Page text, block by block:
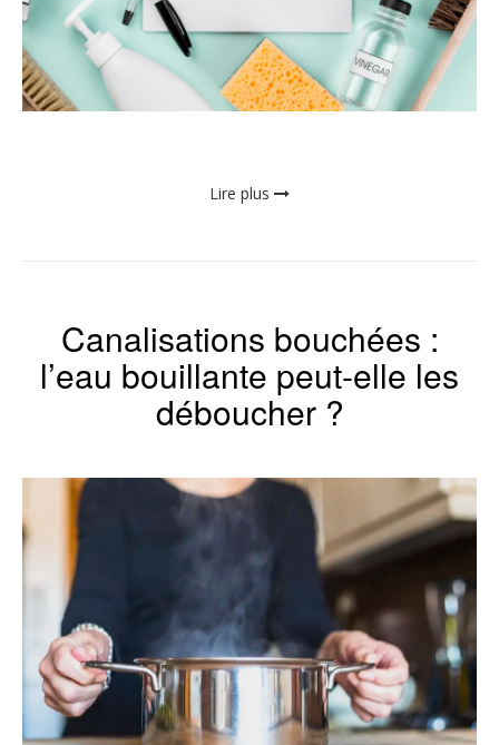
Lire plus
Canalisations bouchées :
l’eau bouillante peut-elle les
déboucher ?